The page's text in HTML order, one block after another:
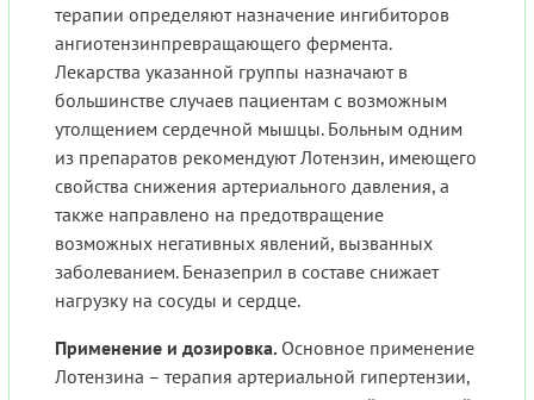
терапии определяют назначение ингибиторов
ангиотензинпревращающего фермента.
Лекарства указанной группы назначают в
большинстве случаев пациентам с возможным
утолщением сердечной мышцы. Больным одним
из препаратов рекомендуют Лотензин, имеющего
свойства снижения артериального давления, а
также направлено на предотвращение
возможных негативных явлений, вызванных
заболеванием. Беназеприл в составе снижает
нагрузку на сосуды и сердце.
Применение и дозировка. Основное применение
Лотензина – терапия артериальной гипертензии,